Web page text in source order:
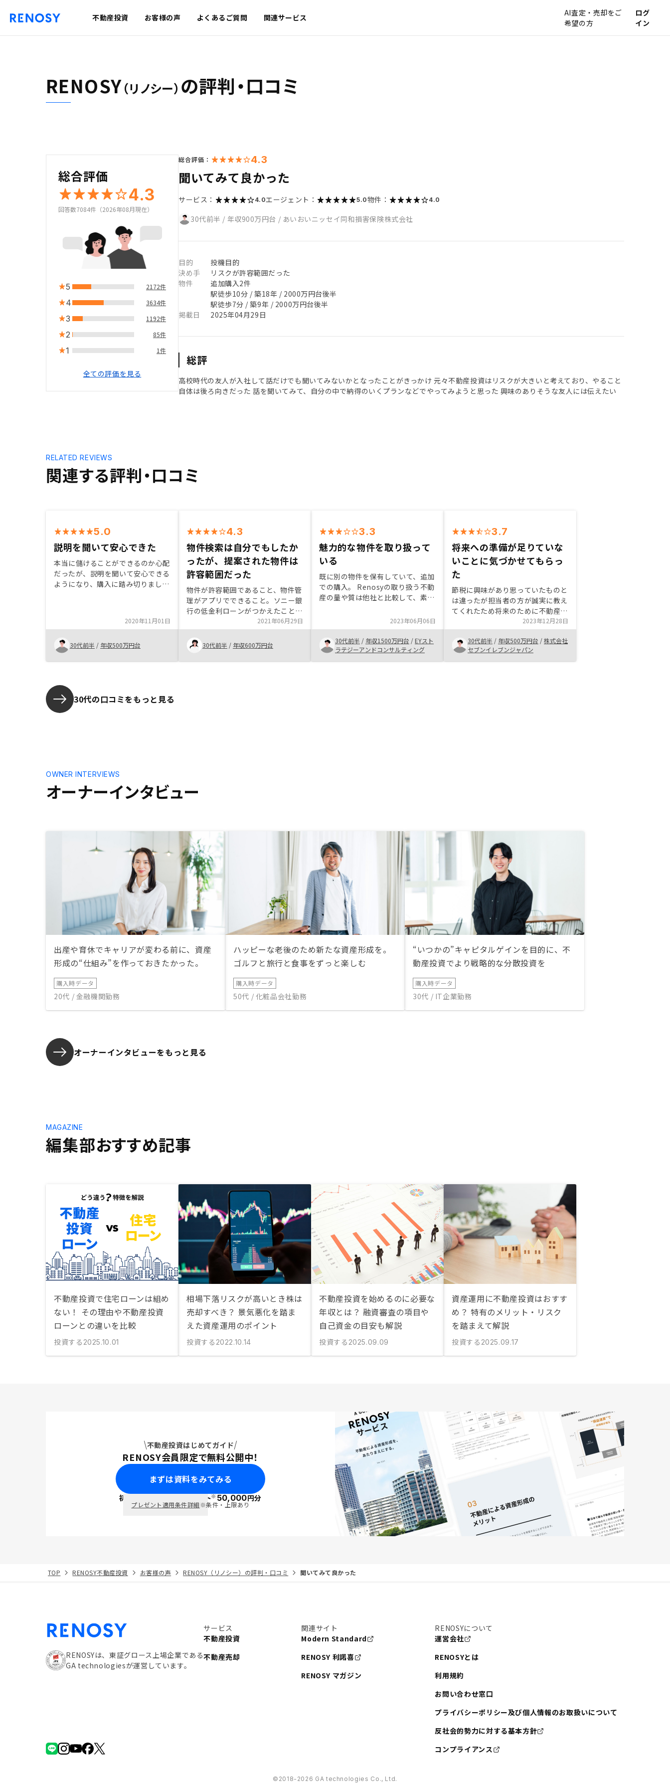
不動産投資 お客様の声 よくあるご質問 関連サービス
AI査定・売却をご
希望の方
ログ
イン
RENOSY（リノシー） の評判・口コミ
総合評価
4.3
回答数7084件（2026年08月現在）
5 2172件
4 3634件
3 1192件
2 85件
1 1件
全ての評価を見る
総合評価： 4.3
聞いてみて良かった
サービス： 4.0エージェント： 5.0物件： 4.0
30代前半 / 年収900万円台 / あいおいニッセイ同和損害保険株式会社
目的
投機目的
決め手
リスクが許容範囲だった
物件
追加購入2件
駅徒歩10分 / 築18年 / 2000万円台後半
駅徒歩7分 / 築9年 / 2000万円台後半
掲載日
2025年04月29日
総評
高校時代の友人が入社して話だけでも聞いてみないかとなったことがきっかけ 元々不動産投資はリスクが大きいと考えており、やること
自体は後ろ向きだった 話を聞いてみて、自分の中で納得のいくプランなどでやってみようと思った 興味のありそうな友人には伝えたい
関連する評判・口コミ
RELATED REVIEWS
5.0
説明を聞いて安心できた
本当に儲けることができるのか心配
だったが、説明を聞いて安心できる
ようになり、購入に踏み切りまし
2020年11月01日
30代前半 / 年収500万円台
4.3
物件検索は自分でもしたか
ったが、提案された物件は
許容範囲だった
物件が許容範囲であること、物件管
理がアプリでできること。ソニー銀
行の低金利ローンがつかえたこと。
また、このご時世契約以外はオンラ
インでできたことが助かりました。
投資物件の検索を自分でもしたいで
す。提示されたもの以外にも物件が
あるはずなので可能ならたくさんの
2021年06月29日
30代前半 / 年収600万円台
3.3
魅力的な物件を取り扱って
いる
既に別の物件を保有していて、追加
での購入。 Renosyの取り扱う不動
産の量や質は他社と比較して、素晴
が、ウェブ上を含むリモートで完結
する点も魅力。 購入後の物件デー
タをアプリで確認できるのも、管理
を円滑に進める上で良いシステム。
裁く人数が多いのはわかるが、こち
2023年06月06日
30代前半 / 年収1500万円台 /EYスト
ラテジーアンドコンサルティング
3.7
将来への準備が足りていな
いことに気づかせてもらっ
た
節税に興味があり思っていたものと
は違ったが担当者の方が誠実に教え
てくれたため将来のために不動産投
資をしようと思った。特に現金貯金
が将来への蓄えとしか思っていなか
った自分に新しい選択肢を選べるよ
うになったのは嬉しい。
2023年12月28日
30代前半 / 年収500万円台 /株式会社
セブンイレブンジャパン
30代の口コミをもっと見る
オーナーインタビュー
OWNER INTERVIEWS
出産や育休でキャリアが変わる前に、資産
形成の“仕組み”を作っておきたかった。
購入時データ
20代 / 金融機関勤務
ハッピーな老後のため新たな資産形成を。
ゴルフと旅行と食事をずっと楽しむ
購入時データ
50代 / 化粧品会社勤務
“いつかの”キャピタルゲインを目的に、不
動産投資でより戦略的な分散投資を
購入時データ
30代 / IT企業勤務
オーナーインタビューをもっと見る
編集部おすすめ記事
MAGAZINE
不動産投資で住宅ローンは組め
ない！ その理由や不動産投資
ローンとの違いを比較
投資する 2025.10.01
相場下落リスクが高いとき株は
売却すべき？ 景気悪化を踏ま
えた資産運用のポイント
投資する 2022.10.14
不動産投資を始めるのに必要な
年収とは？ 融資審査の項目や
自己資金の目安も解説
投資する 2025.09.09
資産運用に不動産投資はおすす
め？ 特有のメリット・リスク
を踏まえて解説
投資する 2025.09.17
不動産投資はじめてガイド
RENOSY会員限定で無料公開中！
まずは資料をみてみる
初回面談で ポイント※50,000円分
プレゼント適用条件詳細※条件・上限あり
TOP RENOSY不動産投資 お客様の声 RENOSY（リノシー）の評判・口コミ 聞いてみて良かった
RENOSYは、東証グロース上場企業である
GA technologiesが運営しています。
サービス
不動産投資
不動産売却
関連サイト
Modern Standard
RENOSY 利諾喜
RENOSY マガジン
RENOSYについて
運営会社
RENOSYとは
利用規約
お問い合わせ窓口
プライバシーポリシー及び個人情報のお取扱いについて
反社会的勢力に対する基本方針
コンプライアンス
©︎2018-2026 GA technologies Co., Ltd.